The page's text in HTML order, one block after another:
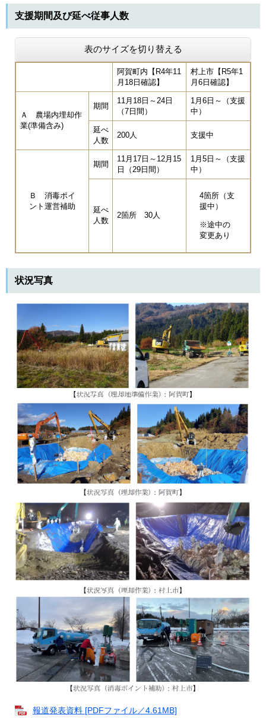
支援期間及び延べ従事人数
表のサイズを切り替える
阿賀町内【R4年11
月18日確認】
村上市【R5年1
月6日確認】
Ａ 農場内埋却作
業(準備含み)
期間
11月18日～24日
（7日間）
1月6日～（支援
中）
延べ
人数
200人 支援中
Ｂ 消毒ポイ
ント運営補助
期間
11月17日～12月15
日（29日間）
1月5日～（支援
中）
延べ
人数
2箇所 30人
4箇所（支
援中）
※途中の
変更あり
状況写真
報道発表資料 [PDFファイル／4.61MB]